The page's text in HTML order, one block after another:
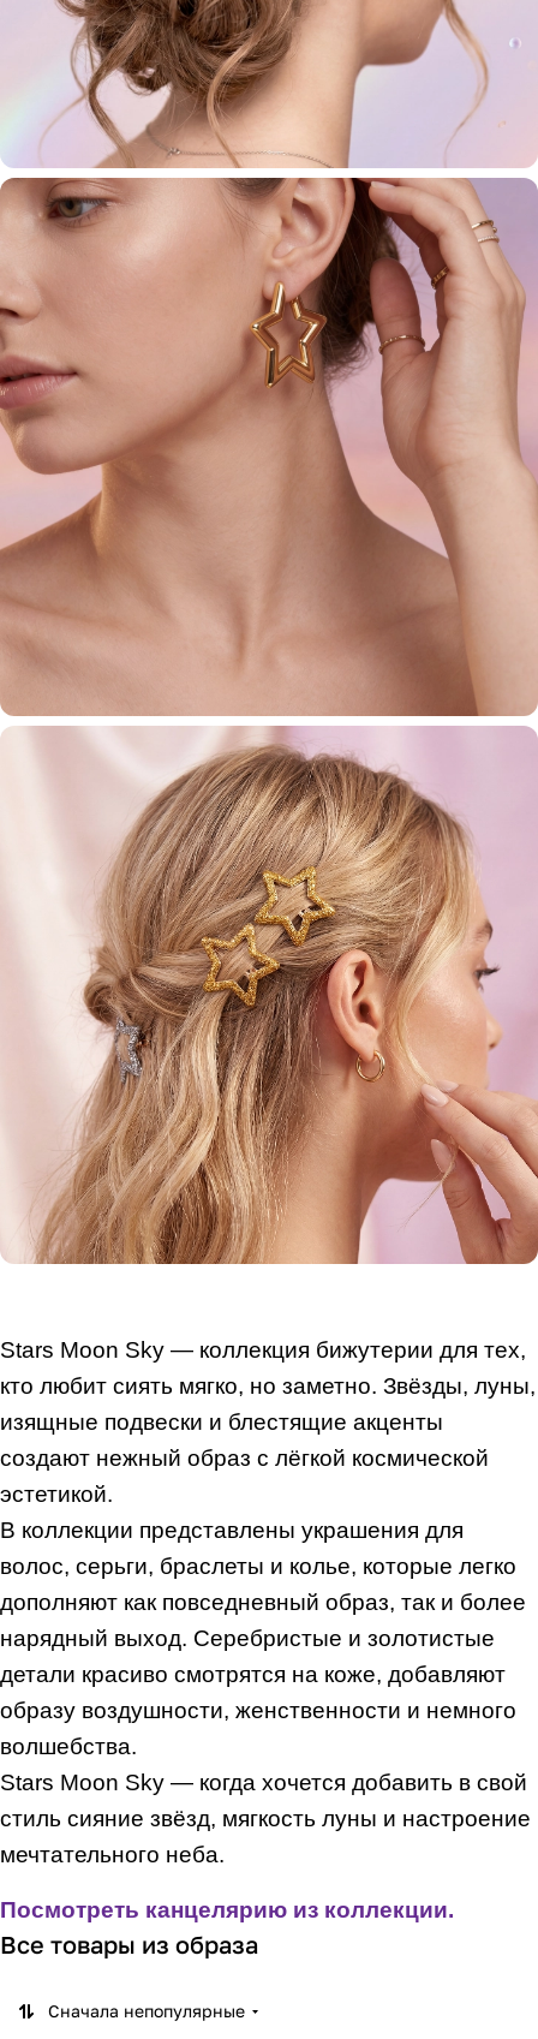
Stars Moon Sky — коллекция бижутерии для тех,
кто любит сиять мягко, но заметно. Звёзды, луны,
изящные подвески и блестящие акценты
создают нежный образ с лёгкой космической
эстетикой.
В коллекции представлены украшения для
волос, серьги, браслеты и колье, которые легко
дополняют как повседневный образ, так и более
нарядный выход. Серебристые и золотистые
детали красиво смотрятся на коже, добавляют
образу воздушности, женственности и немного
волшебства.
Stars Moon Sky — когда хочется добавить в свой
стиль сияние звёзд, мягкость луны и настроение
мечтательного неба.
Посмотреть канцелярию из коллекции.
Все товары из образа
Сначала непопулярные